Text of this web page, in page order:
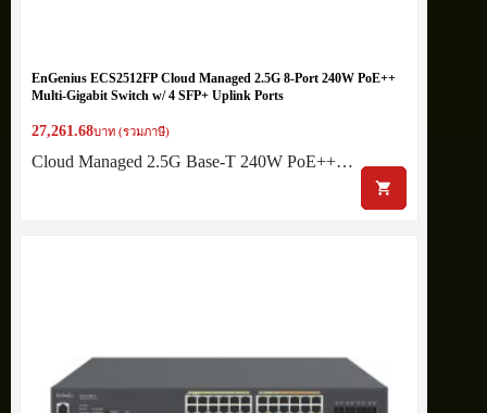
EnGenius ECS2512FP Cloud Managed 2.5G 8-Port 240W PoE++
Multi-Gigabit Switch w/ 4 SFP+ Uplink Ports
27,261.68บาท (รวมภาษี)
Cloud Managed 2.5G Base-T 240W PoE++…